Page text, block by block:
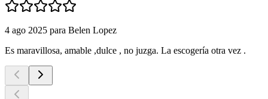
4 ago 2025 para Belen Lopez
Es maravillosa, amable ,dulce , no juzga. La escogería otra vez .